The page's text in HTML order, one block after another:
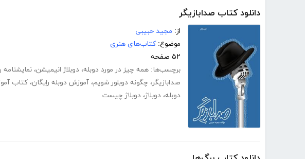
دانلود کتاب صدابازیگر
از: مجید حبیبی
موضوع: کتاب‌های هنری
۵۲ صفحه
برچسب‌ها: همه چیز در مورد دوبله، دوبلاژ انیمیشن، نمایشنامه
صدابازیگر، چگونه دوبلور شویم، آموزش دوبله رایگان، کتاب
دوبله، دوبلاژ، دوبلاژ چیست